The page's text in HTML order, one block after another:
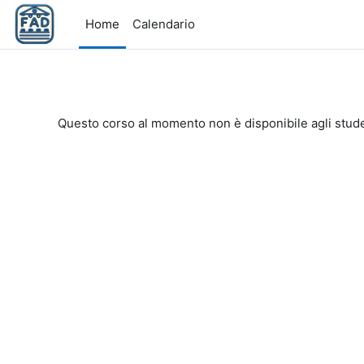
Vai al contenuto principale
Home
Calendario
Questo corso al momento non è disponibile agli